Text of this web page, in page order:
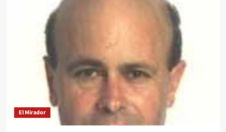
El Mirador